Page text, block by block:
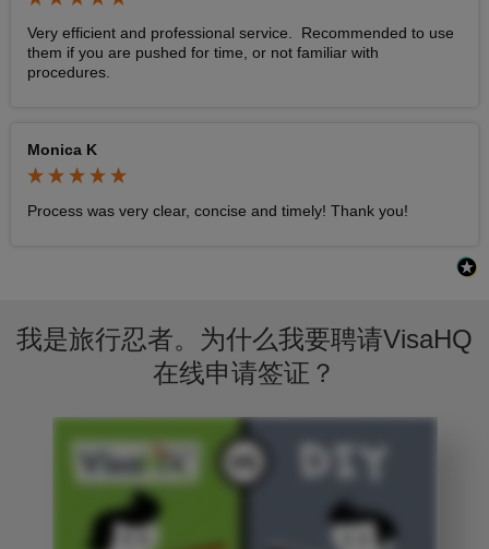
Very efficient and professional service.  Recommended to use
them if you are pushed for time, or not familiar with
procedures.
Monica K
Process was very clear, concise and timely! Thank you!
我是旅行忍者。为什么我要聘请VisaHQ
在线申请签证？